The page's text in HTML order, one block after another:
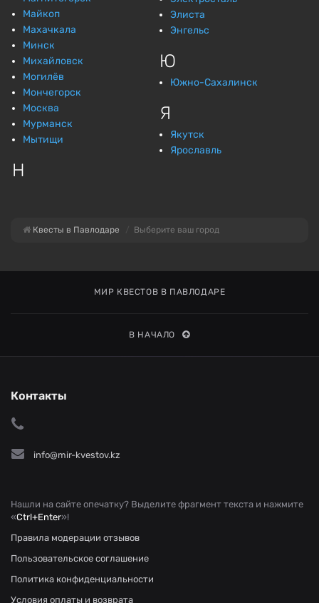
Майкоп
Махачкала
Минск
Михайловск
Могилёв
Мончегорск
Москва
Мурманск
Мытищи
Н
Элиста
Энгельс
Ю
Южно-Сахалинск
Я
Якутск
Ярославль
Квесты в Павлодаре Выберите ваш город
МИР КВЕСТОВ В ПАВЛОДАРЕ
В НАЧАЛО
Контакты
info@mir-kvestov.kz
Нашли на сайте опечатку? Выделите фрагмент текста и нажмите
«Ctrl+Enter»!
Правила модерации отзывов
Пользовательское соглашение
Политика конфиденциальности
Условия оплаты и возврата